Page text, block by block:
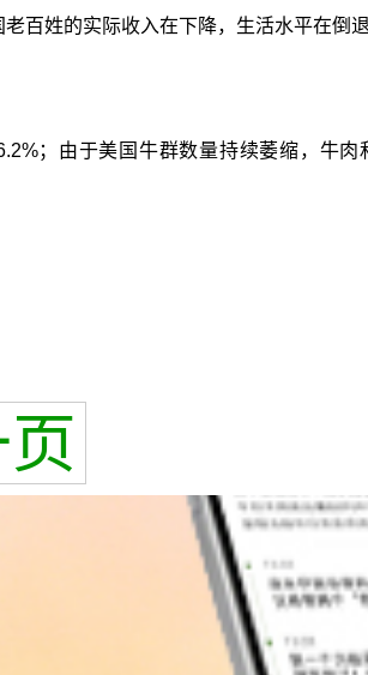
百姓的实际收入在下降，生活水平在倒退
；由于美国牛群数量持续萎缩，牛肉